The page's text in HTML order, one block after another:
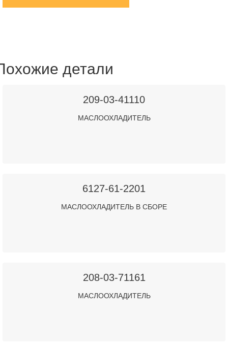
детали
209-03-41110
МАСЛООХЛАДИТЕЛЬ
6127-61-2201
МАСЛООХЛАДИТЕЛЬ В СБОРЕ
208-03-71161
МАСЛООХЛАДИТЕЛЬ